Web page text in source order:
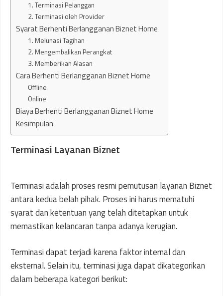
1. Terminasi Pelanggan
2. Terminasi oleh Provider
Syarat Berhenti Berlangganan Biznet Home
1. Melunasi Tagihan
2. Mengembalikan Perangkat
3. Memberikan Alasan
Cara Berhenti Berlangganan Biznet Home
Offline
Online
Biaya Berhenti Berlangganan Biznet Home
Kesimpulan
Terminasi Layanan Biznet
Terminasi adalah proses resmi pemutusan layanan Biznet
antara kedua belah pihak. Proses ini harus mematuhi
syarat dan ketentuan yang telah ditetapkan untuk
memastikan kelancaran tanpa adanya kerugian.
Terminasi dapat terjadi karena faktor internal dan
eksternal. Selain itu, terminasi juga dapat dikategorikan
dalam beberapa kategori berikut: